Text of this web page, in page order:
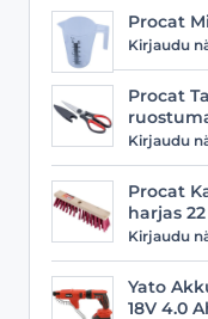
Procat
Kirjaudu
Procat
Kirjaudu
Procat
harjas
Kirjaudu
Yato
18V 4.0